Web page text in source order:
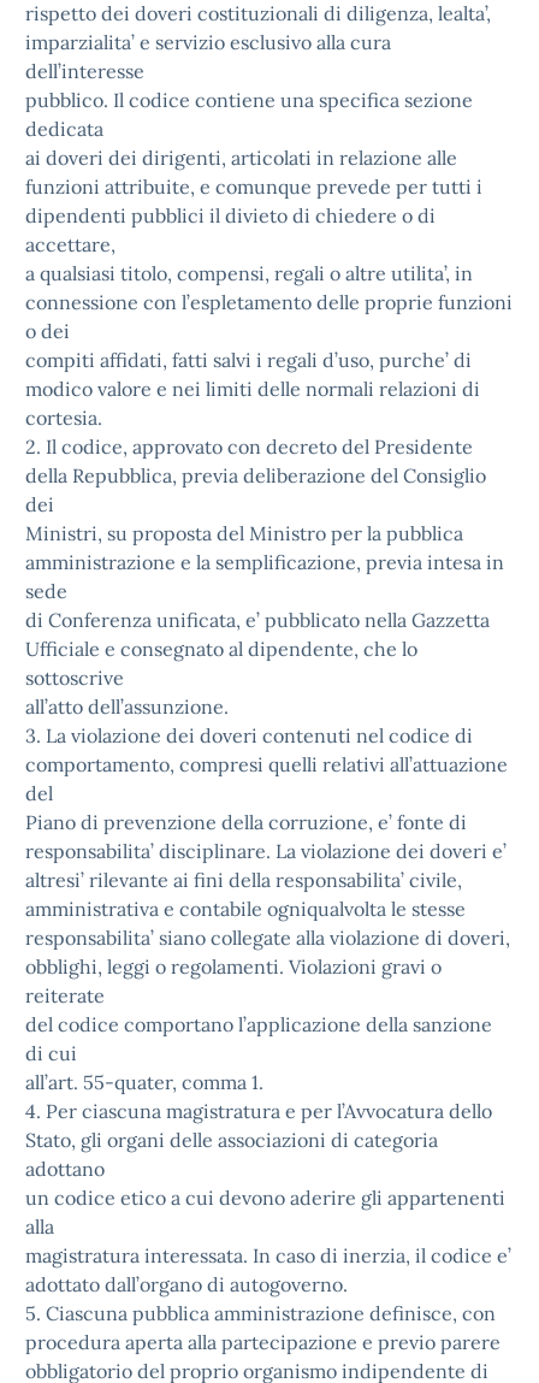
rispetto dei doveri costituzionali di diligenza, lealta’,
imparzialita’ e servizio esclusivo alla cura
dell’interesse
pubblico. Il codice contiene una specifica sezione
dedicata
ai doveri dei dirigenti, articolati in relazione alle
funzioni attribuite, e comunque prevede per tutti i
dipendenti pubblici il divieto di chiedere o di
accettare,
a qualsiasi titolo, compensi, regali o altre utilita’, in
connessione con l’espletamento delle proprie funzioni
o dei
compiti affidati, fatti salvi i regali d’uso, purche’ di
modico valore e nei limiti delle normali relazioni di
cortesia.
2. Il codice, approvato con decreto del Presidente
della Repubblica, previa deliberazione del Consiglio
dei
Ministri, su proposta del Ministro per la pubblica
amministrazione e la semplificazione, previa intesa in
sede
di Conferenza unificata, e’ pubblicato nella Gazzetta
Ufficiale e consegnato al dipendente, che lo
sottoscrive
all’atto dell’assunzione.
3. La violazione dei doveri contenuti nel codice di
comportamento, compresi quelli relativi all’attuazione
del
Piano di prevenzione della corruzione, e’ fonte di
responsabilita’ disciplinare. La violazione dei doveri e’
altresi’ rilevante ai fini della responsabilita’ civile,
amministrativa e contabile ogniqualvolta le stesse
responsabilita’ siano collegate alla violazione di doveri,
obblighi, leggi o regolamenti. Violazioni gravi o
reiterate
del codice comportano l’applicazione della sanzione
di cui
all’art. 55-quater, comma 1.
4. Per ciascuna magistratura e per l’Avvocatura dello
Stato, gli organi delle associazioni di categoria
adottano
un codice etico a cui devono aderire gli appartenenti
alla
magistratura interessata. In caso di inerzia, il codice e’
adottato dall’organo di autogoverno.
5. Ciascuna pubblica amministrazione definisce, con
procedura aperta alla partecipazione e previo parere
obbligatorio del proprio organismo indipendente di